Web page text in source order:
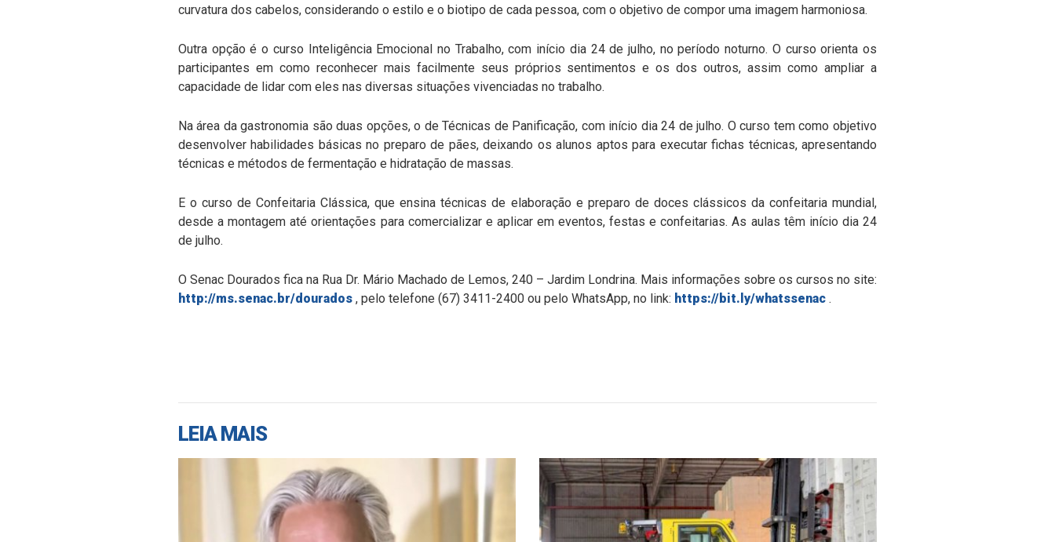
curvatura dos cabelos, considerando o estilo e o biotipo de cada pessoa, com o objetivo de compor uma imagem harmoniosa.
Outra opção é o curso Inteligência Emocional no Trabalho, com início dia 24 de julho, no período noturno. O curso orienta os
participantes em como reconhecer mais facilmente seus próprios sentimentos e os dos outros, assim como ampliar a
capacidade de lidar com eles nas diversas situações vivenciadas no trabalho.
Na área da gastronomia são duas opções, o de Técnicas de Panificação, com início dia 24 de julho. O curso tem como objetivo
desenvolver habilidades básicas no preparo de pães, deixando os alunos aptos para executar fichas técnicas, apresentando
técnicas e métodos de fermentação e hidratação de massas.
E o curso de Confeitaria Clássica, que ensina técnicas de elaboração e preparo de doces clássicos da confeitaria mundial,
desde a montagem até orientações para comercializar e aplicar em eventos, festas e confeitarias. As aulas têm início dia 24
de julho.
O Senac Dourados fica na Rua Dr. Mário Machado de Lemos, 240 – Jardim Londrina. Mais informações sobre os cursos no site:
http://ms.senac.br/dourados , pelo telefone (67) 3411-2400 ou pelo WhatsApp, no link: https://bit.ly/whatssenac .
LEIA MAIS